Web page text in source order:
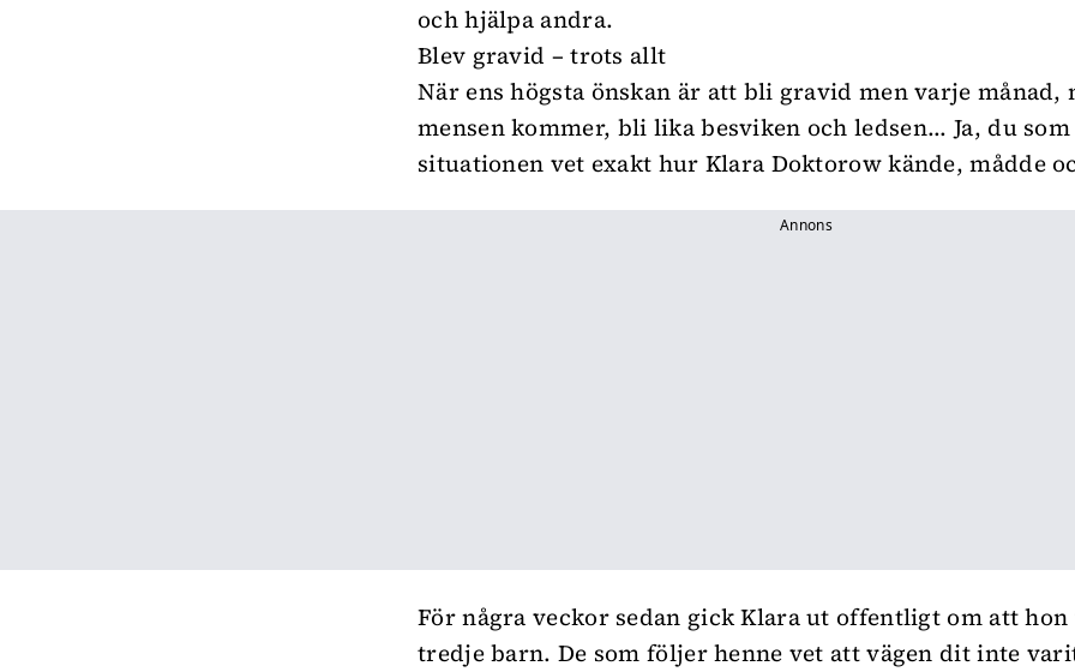
och hjälpa andra.
Blev gravid – trots allt
När ens högsta önskan är att bli gravid men varje månad,
mensen kommer, bli lika besviken och ledsen... Ja, du
situationen vet exakt hur Klara Doktorow kände, mådde
Annons
För några veckor sedan gick Klara ut offentligt om att
tredje barn. De som följer henne vet att vägen dit inte